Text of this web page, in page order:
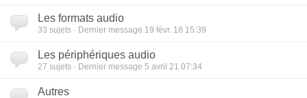
Les formats audio
33 sujets · Dernier message 19 févr. 18 15:39
Les périphériques audio
27 sujets · Dernier message 5 avril 21 07:34
Autres